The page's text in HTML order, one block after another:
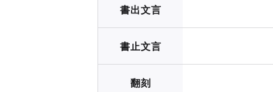
書出文言
書止文言
翻刻